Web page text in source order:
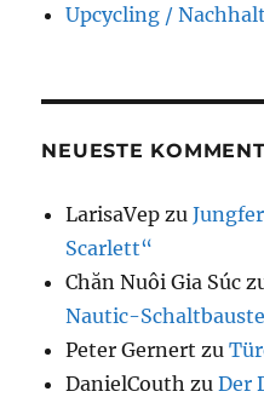
Upcycling /
NEUESTE
LarisaVep zu
Scarlett“
Chăn Nuôi Gia Súc
Nautic-
Peter Gernert zu
DanielCouth zuDer